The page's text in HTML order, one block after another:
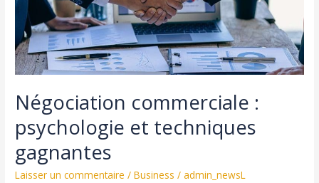
sécurité
maîtriser
Négociation commerciale :
psychologie et techniques
gagnantes
Laisser un commentaire /Business /admin_newsL